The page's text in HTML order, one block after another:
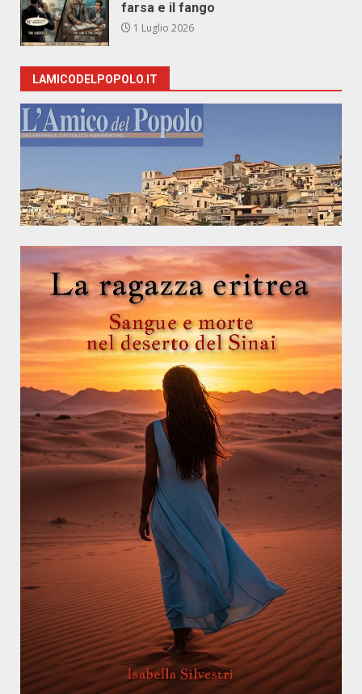
farsa e il fango
1 Luglio 2026
LAMICODELPOPOLO.IT